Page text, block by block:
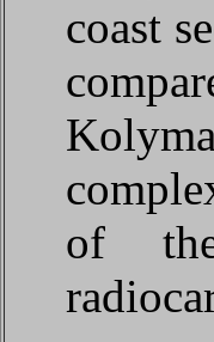
coast
of